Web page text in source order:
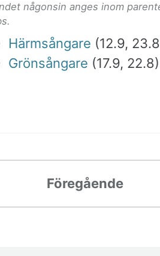
någonsin anges inom
Härmsångare (12.9,
Grönsångare (17.9, 22.8)
Föregående